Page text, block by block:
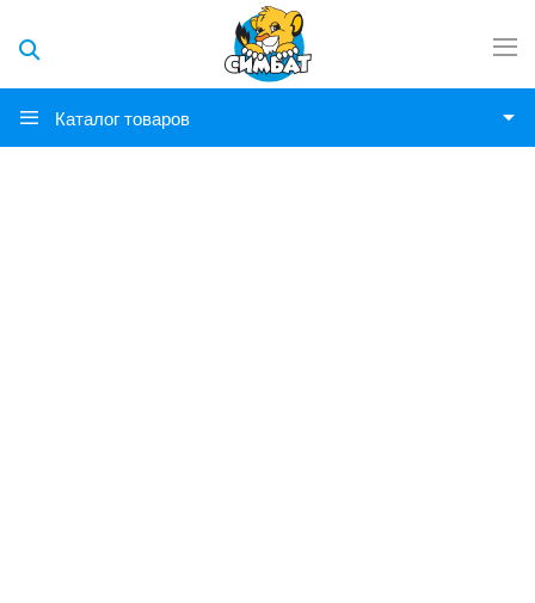
Каталог товаров